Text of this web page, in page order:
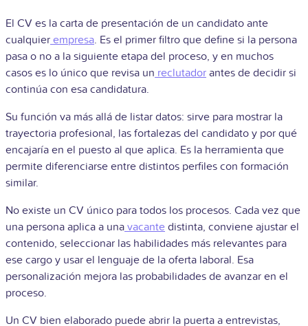
El CV es la carta de presentación de un candidato ante
cualquier empresa. Es el primer filtro que define si la persona
pasa o no a la siguiente etapa del proceso, y en muchos
casos es lo único que revisa un reclutador antes de decidir si
continúa con esa candidatura.
Su función va más allá de listar datos: sirve para mostrar la
trayectoria profesional, las fortalezas del candidato y por qué
encajaría en el puesto al que aplica. Es la herramienta que
permite diferenciarse entre distintos perfiles con formación
similar.
No existe un CV único para todos los procesos. Cada vez que
una persona aplica a una vacante distinta, conviene ajustar el
contenido, seleccionar las habilidades más relevantes para
ese cargo y usar el lenguaje de la oferta laboral. Esa
personalización mejora las probabilidades de avanzar en el
proceso.
Un CV bien elaborado puede abrir la puerta a entrevistas,